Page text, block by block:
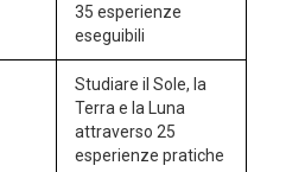
35 esperienze
eseguibili
Studiare il Sole, la
Terra e la Luna
attraverso 25
esperienze pratiche